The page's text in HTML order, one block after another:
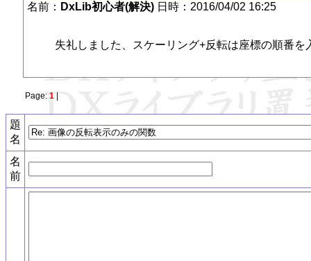
名前： DxLib初心者(解決)日時：2016/04/02 16:25
失礼しました、スケーリング+反転は座標の順番
Page: 1|
題
名
名
前